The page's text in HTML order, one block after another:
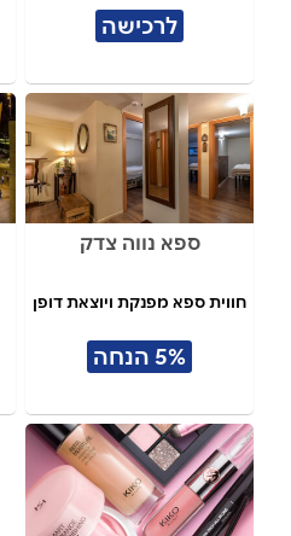
לרכישה
ספא נווה צדק
חווית ספא מפנקת ויוצאת דופן
5% הנחה